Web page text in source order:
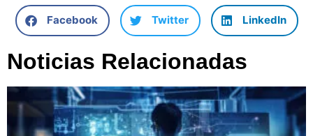
Facebook Twitter LinkedIn
Noticias Relacionadas